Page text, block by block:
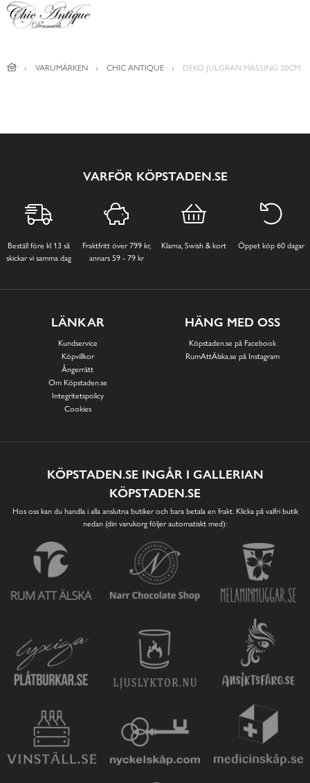
VARUMÄRKEN CHIC ANTIQUE DEKO JULGRAN MÄSSING 20CM
VARFÖR KÖPSTADEN.SE
Beställ före kl 13 så
skickar vi samma dag
Fraktfritt över 799 kr,
annars 59 - 79 kr
Klarna, Swish & kort Öppet köp 60 dagar
LÄNKAR
Kundservice
Köpvillkor
Ångerrätt
Om Köpstaden.se
Integritetspolicy
Cookies
HÄNG MED OSS
Köpstaden.se på Facebook
RumAttÄlska.se på Instagram
KÖPSTADEN.SE INGÅR I GALLERIAN
KÖPSTADEN.SE
Hos oss kan du handla i alla anslutna butiker och bara betala en frakt. Klicka på valfri butik
nedan (din varukorg följer automatiskt med):